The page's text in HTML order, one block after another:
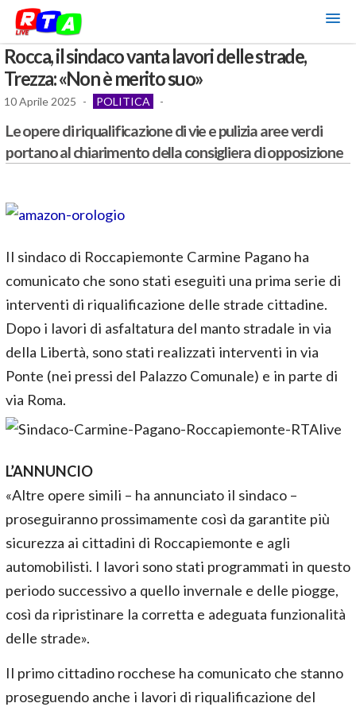
Rocca, il sindaco vanta lavori delle strade,
Trezza: «Non è merito suo»
10 Aprile 2025 - POLITICA -
Le opere di riqualificazione di vie e pulizia aree verdi
portano al chiarimento della consigliera di opposizione
Il sindaco di Roccapiemonte Carmine Pagano ha
comunicato che sono stati eseguiti una prima serie di
interventi di riqualificazione delle strade cittadine.
Dopo i lavori di asfaltatura del manto stradale in via
della Libertà, sono stati realizzati interventi in via
Ponte (nei pressi del Palazzo Comunale) e in parte di
via Roma.
L’ANNUNCIO
«Altre opere simili – ha annunciato il sindaco –
proseguiranno prossimamente così da garantite più
sicurezza ai cittadini di Roccapiemonte e agli
automobilisti. I lavori sono stati programmati in questo
periodo successivo a quello invernale e delle piogge,
così da ripristinare la corretta e adeguata funzionalità
delle strade».
Il primo cittadino rocchese ha comunicato che stanno
proseguendo anche i lavori di riqualificazione del